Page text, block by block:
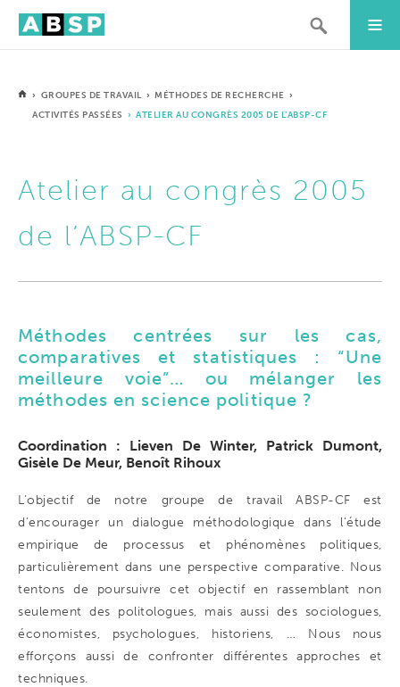
› GROUPES DE TRAVAIL ›MÉTHODES DE RECHERCHE ›
ACTIVITÉS PASSÉES › ATELIER AU CONGRÈS 2005 DE L’ABSP-CF
Atelier au congrès 2005
de l’ABSP-CF
Méthodes centrées sur les cas,
comparatives et statistiques : “Une
meilleure voie”… ou mélanger les
méthodes en science politique ?
Coordination : Lieven De Winter, Patrick Dumont,
Gisèle De Meur, Benoît Rihoux
L’objectif de notre groupe de travail ABSP-CF est
d’encourager un dialogue méthodologique dans l’étude
empirique de processus et phénomènes politiques,
particulièrement dans une perspective comparative. Nous
tentons de poursuivre cet objectif en rassemblant non
seulement des politologues, mais aussi des sociologues,
économistes, psychologues, historiens, … Nous nous
efforçons aussi de confronter différentes approches et
techniques.